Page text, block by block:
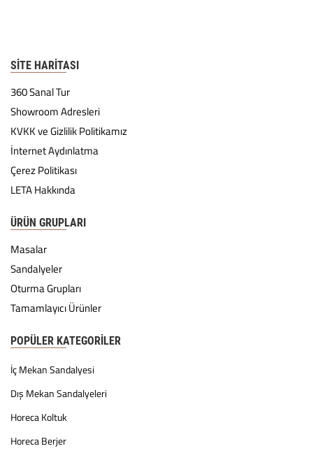
SITE HARITASI
360 Sanal Tur
Showroom Adresleri
KVKK ve Gizlilik Politikamız
İnternet Aydınlatma
Çerez Politikası
LETA Hakkında
ÜRÜN GRUPLARI
Masalar
Sandalyeler
Oturma Grupları
Tamamlayıcı Ürünler
POPÜLER KATEGORILER
İç Mekan Sandalyesi
Dış Mekan Sandalyeleri
Horeca Koltuk
Horeca Berjer